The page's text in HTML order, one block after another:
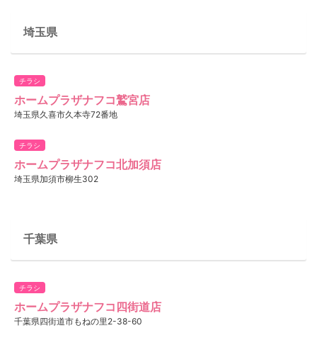
埼玉県
チラシ
ホームプラザナフコ鷲宮店
埼玉県久喜市久本寺72番地
チラシ
ホームプラザナフコ北加須店
埼玉県加須市柳生302
千葉県
チラシ
ホームプラザナフコ四街道店
千葉県四街道市もねの里2-38-60